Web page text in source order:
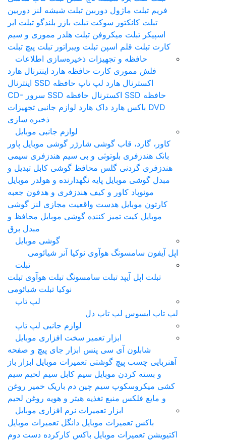
فریم تبلت ماژول دوربین تبلت شیشه لنز دوربین
تبلت کانکتور سوکت تبلت بازر بلندگو تبلت ایر
اسپیکر تبلت میکروفن تبلت هلدر مموری و سیم
کارت تبلت قلم اس‎پن تبلت ویبراتور تبلت پیچ تبلت
حافظه و تجهیزات ذخیره‌سازی اطلاعات
فلش مموری کارت حافظه هارد اینترنال هارد
اکسترنال هارد لپ تاپ حافظه SSD اینترنال
حافظه SSD اکسترنال
حافظه SSD سرور
CD-
DVD باکس هارد داک هارد لوازم جانبی تجهیزات
ذخیره سازی
لوازم جانبی موبایل
کاور، گارد، قاب گوشی شارژر گوشی موبایل پاور
بانک هندزفری بلوتوثی و بی سیم هندزفری سیمی
هندزفری گردنی گلس محافظ گوشی کابل تبدیل و
مبدل گوشی موبایل پایه نگهدارنده و هولدر موبایل
مونوپاد کاور و کیف هندزفری و هدفون جعبه
کارتون موبایل هدست واقعیت مجازی لنز گوشی
موبایل کیت تمیز کننده گوشی موبایل محافظ و
مبدل برق
گوشی موبایل
اپل آیفون سامسونگ هوآوی نوکیا آنر شیائومی
تبلت
تبلت اپل آیپد تبلت سامسونگ تبلت هوآوی تبلت
نوکیا تبلت شیائومی
لپ تاپ
لپ‌ تاپ ایسوس لپ تاپ دل
لوازم جانبی لپ تاپ
ابزار تعمیر سخت افزاری موبایل
شابلون آی سی پنس ابزار جای پیچ و صفحه
آهنربایی چسب پیچ گوشتی تعمیرات موبایل ابزار باز
و بسته کردن موبایل سیم کابل سیم لحیم سیم
کشی ميکروسکوپ سیم چین دم باریک خمیر روغن
و مایع فلکس منبع تغذیه هیتر و هویه روغن لحیم
ابزار تعمیرات نرم افزاری موبایل
باکس تعمیرات موبایل دانگل تعمیرات موبایل
اکتیویشن تعمیرات موبایل باکس کارکرده دست دوم